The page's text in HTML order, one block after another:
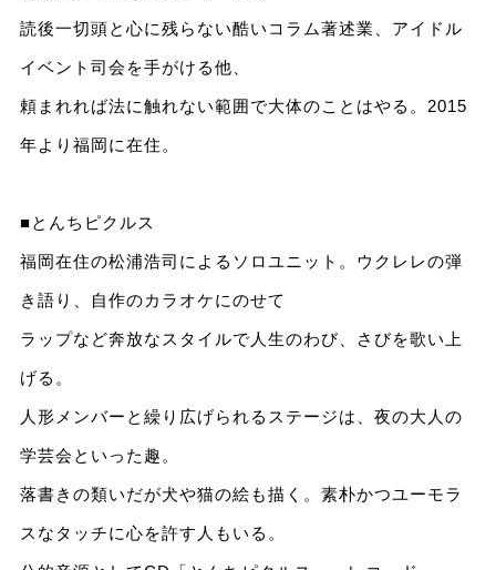
読後一切頭と心に残らない酷いコラム著述業、アイドル
イベント司会を手がける他、
頼まれれば法に触れない範囲で大体のことはやる。2015
年より福岡に在住。
■とんちピクルス
福岡在住の松浦浩司によるソロユニット。ウクレレの弾
き語り、自作のカラオケにのせて
ラップなど奔放なスタイルで人生のわび、さびを歌い上
げる。
人形メンバーと繰り広げられるステージは、夜の大人の
学芸会といった趣。
落書きの類いだが犬や猫の絵も描く。素朴かつユーモラ
スなタッチに心を許す人もいる。